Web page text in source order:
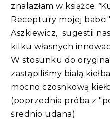
znalazłam w książce "
Receptury mojej
Aszkiewicz, sugestii
kilku własnych
W stosunku do
zastąpiliśmy białą
mocno czosnkową
(poprzednia próba z
średnio udana)